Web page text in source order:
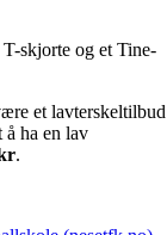
skjorte og et Tine-
et lavterskeltilbud
ha en lav
.